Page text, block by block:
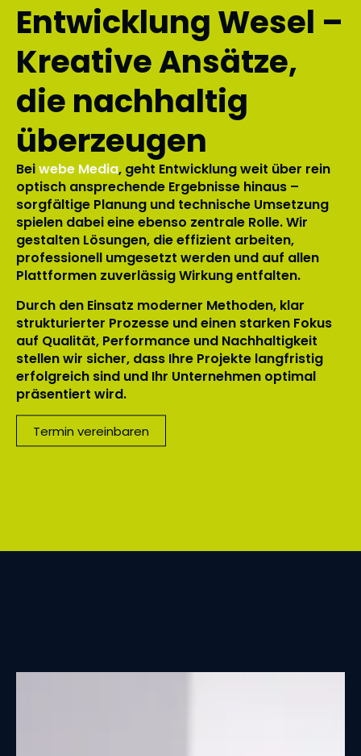
Entwicklung Wesel –
Kreative Ansätze,
die nachhaltig
überzeugen
Beiwebe Media, geht Entwicklung weit über rein
optisch ansprechende Ergebnisse hinaus –
sorgfältige Planung und technische Umsetzung
spielen dabei eine ebenso zentrale Rolle. Wir
gestalten Lösungen, die effizient arbeiten,
professionell umgesetzt werden und auf allen
Plattformen zuverlässig Wirkung entfalten.
Durch den Einsatz moderner Methoden, klar
strukturierter Prozesse und einen starken Fokus
auf Qualität, Performance und Nachhaltigkeit
stellen wir sicher, dass Ihre Projekte langfristig
erfolgreich sind und Ihr Unternehmen optimal
präsentiert wird.
Termin vereinbaren